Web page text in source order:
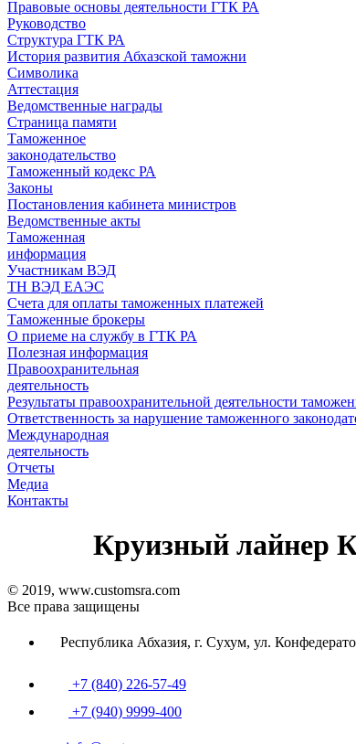
Правовые основы деятельности ГТК РА
Руководство
Структура ГТК РА
История развития Абхазской таможни
Символика
Аттестация
Ведомственные награды
Страница памяти
Таможенное
законодательство
Таможенный кодекс РА
Законы
Постановления кабинета министров
Ведомственные акты
Таможенная
информация
Участникам ВЭД
ТН ВЭД ЕАЭС
Счета для оплаты таможенных платежей
Таможенные брокеры
О приеме на службу в ГТК РА
Полезная информация
Правоохранительная
деятельность
Результаты правоохранительной деятельности
Ответственность за нарушение таможенного
Международная
деятельность
Отчеты
Медиа
Контакты
Круизный лайнер
© 2019, www.customsra.com
Все права защищены
Республика Абхазия, г. Сухум, ул.
+7 (840) 226-57-49
+7 (940) 9999-400